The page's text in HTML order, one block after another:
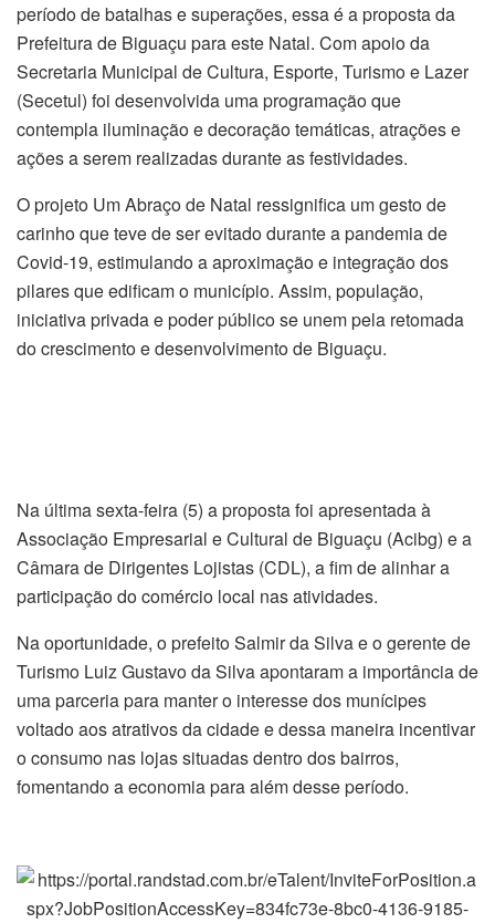
período de batalhas e superações, essa é a proposta da
Prefeitura de Biguaçu para este Natal. Com apoio da
Secretaria Municipal de Cultura, Esporte, Turismo e Lazer
(Secetul) foi desenvolvida uma programação que
contempla iluminação e decoração temáticas, atrações e
ações a serem realizadas durante as festividades.
O projeto Um Abraço de Natal ressignifica um gesto de
carinho que teve de ser evitado durante a pandemia de
Covid-19, estimulando a aproximação e integração dos
pilares que edificam o município. Assim, população,
iniciativa privada e poder público se unem pela retomada
do crescimento e desenvolvimento de Biguaçu.
Na última sexta-feira (5) a proposta foi apresentada à
Associação Empresarial e Cultural de Biguaçu (Acibg) e a
Câmara de Dirigentes Lojistas (CDL), a fim de alinhar a
participação do comércio local nas atividades.
Na oportunidade, o prefeito Salmir da Silva e o gerente de
Turismo Luiz Gustavo da Silva apontaram a importância de
uma parceria para manter o interesse dos munícipes
voltado aos atrativos da cidade e dessa maneira incentivar
o consumo nas lojas situadas dentro dos bairros,
fomentando a economia para além desse período.